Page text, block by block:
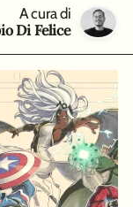
A cura di
Di Felice